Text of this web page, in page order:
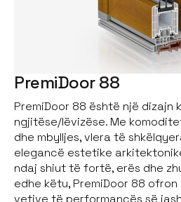
PremiDoor 88
PremiDoor 88 është një dizajn
ngjitëse/lëvizëse. Me
dhe mbylljes, vlera të
elegancë estetike
ndaj shiut të fortë, erës dhe
edhe këtu, PremiDoor 88
vetive të performancës së